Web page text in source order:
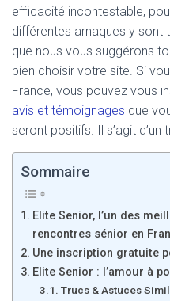
efficacité incontestable,
différentes arnaques y sont
que nous vous suggérons
bien choisir votre site. Si
France, vous pouvez vous
avis et témoignages que
seront positifs. Il s’agit
Sommaire
Elite Senior, l’un des
rencontres sénior en
Une inscription gratuite
Elite Senior : l’amour à
Trucs & Astuces